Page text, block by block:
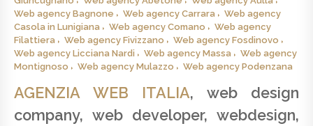
Web agency Bagnone
Web agency Carrara
Web agency
Casola in Lunigiana
Web agency Comano
Web agency
Filattiera
Web agency Fivizzano
Web agency Fosdinovo
Web agency Licciana Nardi
Web agency Massa
Web agency
Montignoso
Web agency Mulazzo Web agency Podenzana
AGENZIA WEB ITALIA, web design
company, web developer, webdesign,